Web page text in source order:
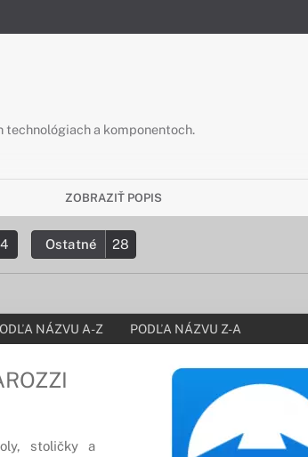
a komponentoch.
ZOBRAZIŤ POPIS
4 Ostatné 28
NÁZVU A-Z PODĽA NÁZVU Z-A
stoličky a